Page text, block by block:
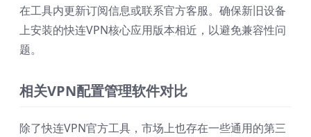
在工具内更新订阅信息或联系官方客服。确保新旧设备
上安装的快连VPN核心应用版本相近，以避免兼容性问
题。
相关VPN配置管理软件对比
除了快连VPN官方工具，市场上也存在一些通用的第三